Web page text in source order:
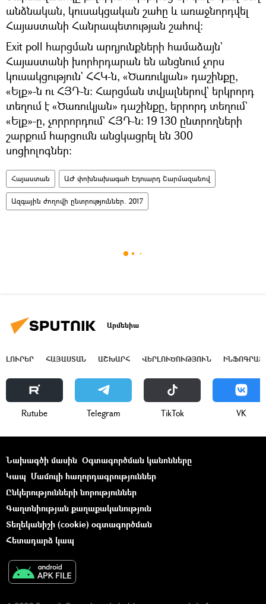
անձնական, կուսակցական շահը և առաջնորդվել
Հայաստանի Հանրապետության շահով:
Exit poll հարցման արդյունքների համաձայն`
Հայաստանի խորհրդարան են անցնում չորս
կուսակցություն` ՀՀԿ-ն, «Ծառուկյան» դաշինքը,
«Ելք»-ն ու ՀՅԴ-ն։ Հարցման տվյալներով` երկրորդ
տեղում է «Ծառուկյան» դաշինքը, երրորդ տեղում`
«Ելք»-ը, չորրորդում` ՀՅԴ-ն։ 19 130 ընտրողների
շարքում հարցումն անցկացրել են 300
սոցիոլոգներ։
Հայաստան ԱԺ փոխնախագահ Էդուարդ Շարմազանով
Ազգային ժողովի ընտրություններ. 2017
Արմենիա
ԼՈՒՐԵՐ ՀԱՅԱՍՏԱՆ ԱՇԽԱՐՀ ՎԵՐԼՈՒԾՈՒԹՅՈՒՆ
Rutube Telegram ТikТоk VK
Նախագծի մասին Օգտագործման կանոնները
Կապ Մամուլի հաղորդագրություններ
Ընկերությունների նորություններ
Գաղտնիության քաղաքականություն
Տեղեկանիշի (cookie) օգտագործման
Հետադարձ կապ